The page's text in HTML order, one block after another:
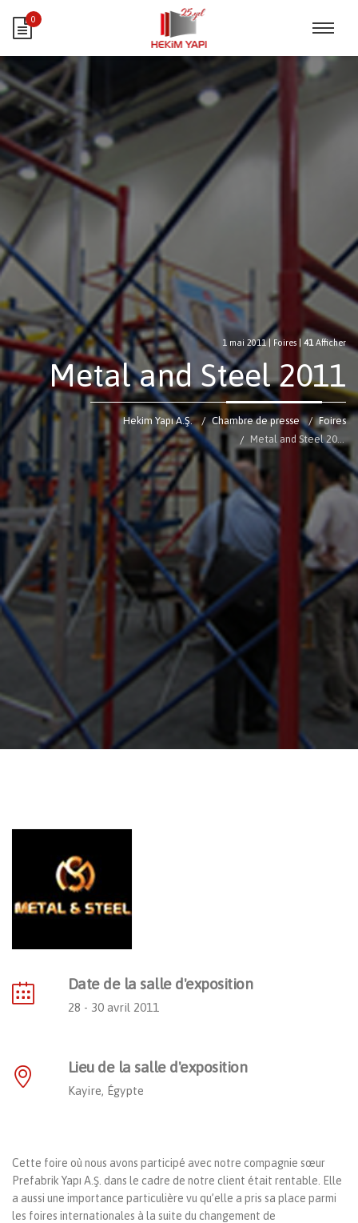
0
1 mai 2011| Foires 41 Afficher
Metal and Steel 2011
Hekim Yapı A.Ş. Chambre de presse
Foires
Metal and Steel 2011
Date de la salle d'exposition
28 - 30 avril 2011
Lieu de la salle d'exposition
Kayire, Égypte
Cette foire où nous avons participé avec notre compagnie sœur
Prefabrik Yapı A.Ş. dans le cadre de notre client était rentable. Elle
a aussi une importance particulière vu qu’elle a pris sa place parmi
les foires internationales à la suite du changement de